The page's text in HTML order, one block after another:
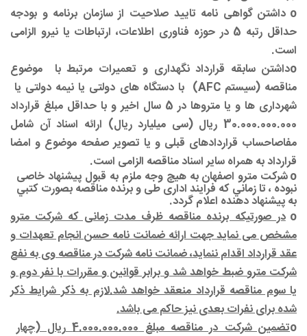
o داشتن گواهی نامه تایید صلاحیت از سازمان برنامه و بودجه
حداقل رتبه 5 در حوزه فناوری اطلاعات، ارتباطات یا نیرو الزامی
است.
oداشتن سابقه قرارداد نگهداری و تعمیرات مرتبط با
موضوع
مناقصه (سیستمAFC
) با دستگاه های دولتی یا نیمه دولتی یا
شهرداری ها و یا متروها در 5 سال اخیر و با حداقل مبلغ قرارداد
30.000.000.000 ریال (سی میلیارد ریال
) ارائه اسناد آن شامل
مفاصاحساب قراردادهای قبلی و یا تصویر صفحه موضوع و امضا
قرارداد به همراه سایر اسناد مناقصه الزامی است.
oشرکت مترو اصفهان به هيچ وجه ملزم به قبول پيشنهاد خاصی
نبوده ، تا زماني که فرایند اداری طی و برندهمناقصه بصورت كتبي
به پيشنهاد دهنده اعلام گردد.
o در صورتیکه برنده مناقصه ظرف مدت زمانی که شرکت مترو
مشخص می نماید جهت ارائه ضمانت نامه حسن انجام تعهدات و
عقد قرارداد اقدام ننماید، ضمانت نامه شرکت در مناقصه وی به نفع
شرکت مترو ضبط خواهد شد و برابر قوانین و مقررات با نفر دوم و
یا سوم مناقصه قرارداد منعقد خواهد شد.لازم به ذکر شرایط ذکر
شده برای نفرات بعدی نیز حاکم می باشد.
oتضمین شرکت در مناقصه مبلغ4.000.000.000 ریال (چهار